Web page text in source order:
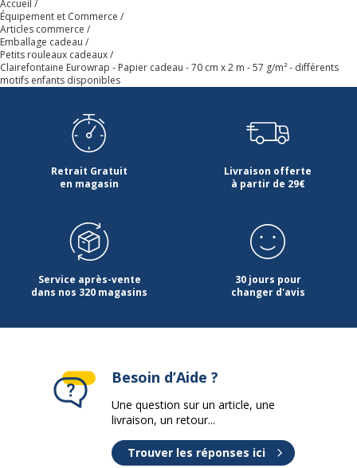
Dimensions et poids
Dimensions et poids
Largeur 70 cm
Poids du produit
Accueil
Équipement et Commerce
Articles commerce
Emballage cadeau
Petits rouleaux cadeaux
Clairefontaine Eurowrap - Papier cadeau - 70 cm x 2 m - 57 g/m² - différents
motifs enfants disponibles
Retrait Gratuit
en magasin
Livraison offerte
à partir de 29€
Service après-vente
dans nos 320 magasins
30 jours pour
changer d'avis
Besoin d’Aide ?
Une question sur un article, une
livraison, un retour...
Trouver les réponses ici